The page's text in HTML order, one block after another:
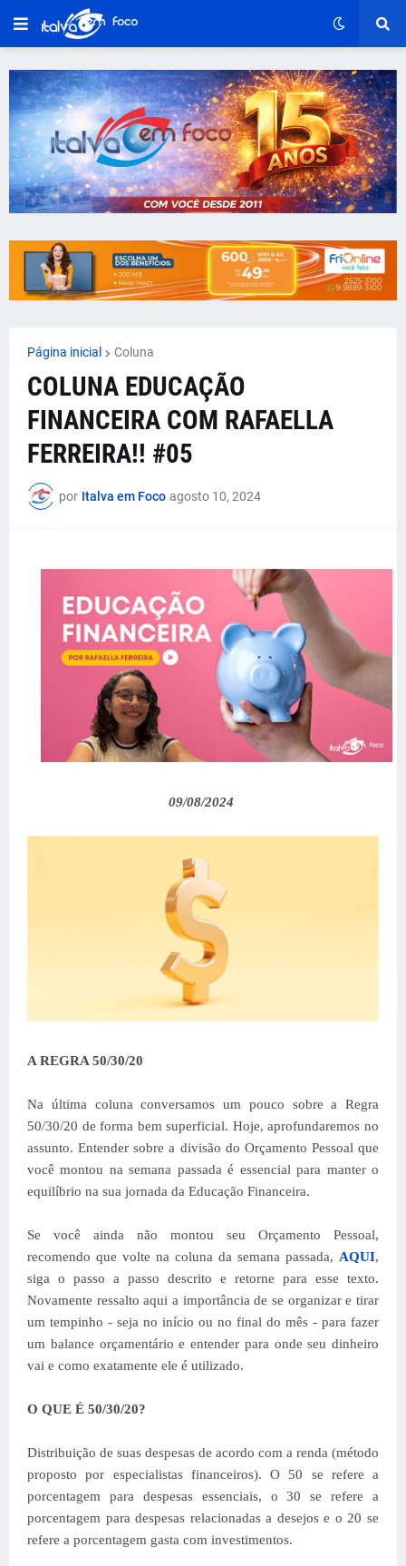
Página inicial Coluna
COLUNA EDUCAÇÃO
FINANCEIRA COM RAFAELLA
FERREIRA!! #05
por Italva em Foco agosto 10, 2024
09/08/2024
A REGRA 50/30/20
Na última coluna conversamos um pouco sobre a Regra
50/30/20 de forma bem superficial. Hoje, aprofundaremos no
assunto. Entender sobre a divisão do Orçamento Pessoal que
você montou na semana passada é essencial para manter o
equilíbrio na sua jornada da Educação Financeira.
Se você ainda não montou seu Orçamento Pessoal,
recomendo que volte na coluna da semana passada, AQUI,
siga o passo a passo descrito e retorne para esse texto.
Novamente ressalto aqui a importância de se organizar e tirar
um tempinho - seja no início ou no final do mês - para fazer
um balance orçamentário e entender para onde seu dinheiro
vai e como exatamente ele é utilizado.
O QUE É 50/30/20?
Distribuição de suas despesas de acordo com a renda (método
proposto por especialistas financeiros). O 50 se refere a
porcentagem para despesas essenciais, o 30 se refere a
porcentagem para despesas relacionadas a desejos e o 20 se
refere a porcentagem gasta com investimentos.